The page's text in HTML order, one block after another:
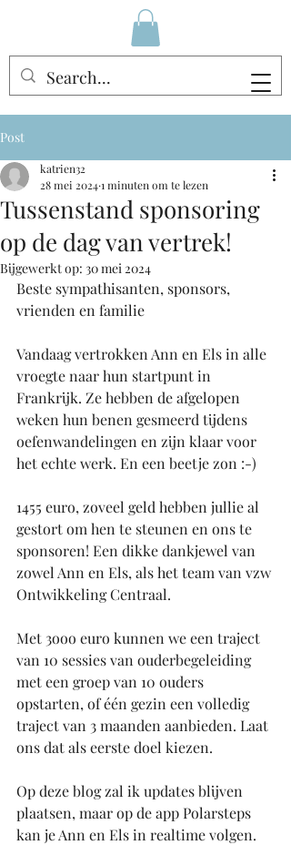
Post
Tussenstand sponsoring
op de dag van vertrek!
katrien32
28 mei 20241 minuten om te lezen
Bijgewerkt op: 30 mei 2024
Beste sympathisanten, sponsors,
vrienden en familie
Vandaag vertrokken Ann en Els in alle
vroegte naar hun startpunt in
Frankrijk. Ze hebben de afgelopen
weken hun benen gesmeerd tijdens
oefenwandelingen en zijn klaar voor
het echte werk. En een beetje zon :-)
1455 euro, zoveel geld hebben jullie al
gestort om hen te steunen en ons te
sponsoren! Een dikke dankjewel van
zowel Ann en Els, als het team van vzw
Ontwikkeling Centraal.
Met 3ooo euro kunnen we een traject
van 10 sessies van ouderbegeleiding
met een groep van 10 ouders
opstarten, of één gezin een volledig
traject van 3 maanden aanbieden. Laat
ons dat als eerste doel kiezen.
Op deze blog zal ik updates blijven
plaatsen, maar op de app Polarsteps
kan je Ann en Els in realtime volgen.